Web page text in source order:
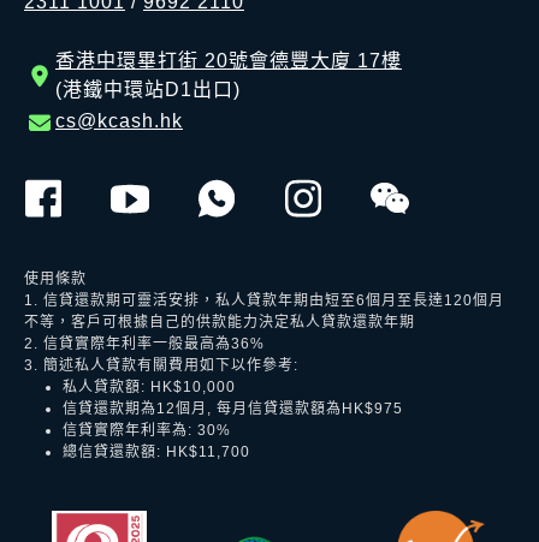
香港中環畢打街 20號會德豐大廈 17樓
(港鐵中環站D1出口)
cs@kcash.hk
使用條款
1. 信貸還款期可靈活安排，私人貸款年期由短至6個月至長達120個月
不等，客戶可根據自己的供款能力決定私人貸款還款年期
2. 信貸實際年利率一般最高為36%
3. 簡述私人貸款有關費用如下以作參考:
私人貸款額: HK$10,000
信貸還款期為12個月, 每月信貸還款額為HK$975
信貸實際年利率為: 30%
總信貸還款額: HK$11,700